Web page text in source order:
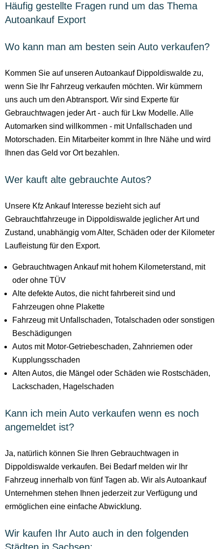
Häufig gestellte Fragen rund um das Thema
Autoankauf Export
Wo kann man am besten sein Auto verkaufen?
Kommen Sie auf unseren Autoankauf Dippoldiswalde zu,
wenn Sie Ihr Fahrzeug verkaufen möchten. Wir kümmern
uns auch um den Abtransport. Wir sind Experte für
Gebrauchtwagen jeder Art - auch für Lkw Modelle. Alle
Automarken sind willkommen - mit Unfallschaden und
Motorschaden. Ein Mitarbeiter kommt in Ihre Nähe und wird
Ihnen das Geld vor Ort bezahlen.
Wer kauft alte gebrauchte Autos?
Unsere Kfz Ankauf Interesse bezieht sich auf
Gebrauchtfahrzeuge in Dippoldiswalde jeglicher Art und
Zustand, unabhängig vom Alter, Schäden oder der Kilometer
Laufleistung für den Export.
Gebrauchtwagen Ankauf mit hohem Kilometerstand, mit
oder ohne TÜV
Alte defekte Autos, die nicht fahrbereit sind und
Fahrzeugen ohne Plakette
Fahrzeug mit Unfallschaden, Totalschaden oder sonstigen
Beschädigungen
Autos mit Motor-Getriebeschaden, Zahnriemen oder
Kupplungsschaden
Alten Autos, die Mängel oder Schäden wie Rostschäden,
Lackschaden, Hagelschaden
Kann ich mein Auto verkaufen wenn es noch
angemeldet ist?
Ja, natürlich können Sie Ihren Gebrauchtwagen in
Dippoldiswalde verkaufen. Bei Bedarf melden wir Ihr
Fahrzeug innerhalb von fünf Tagen ab. Wir als Autoankauf
Unternehmen stehen Ihnen jederzeit zur Verfügung und
ermöglichen eine einfache Abwicklung.
Wir kaufen Ihr Auto auch in den folgenden